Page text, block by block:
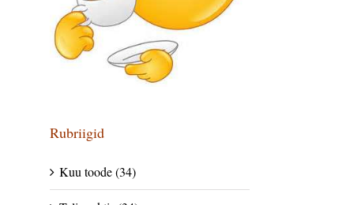
Rubriigid
Kuu toode (34)